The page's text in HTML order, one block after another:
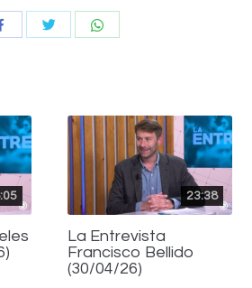
CompartirCompartir
23:38
La Entrevista
Francisco Bellido
(30/04/26)